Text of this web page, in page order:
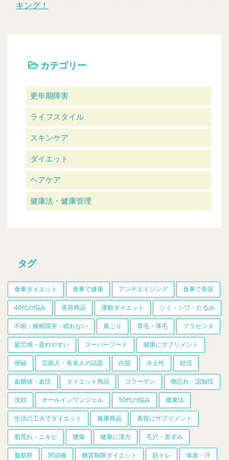
キング！
カテゴリー
更年期障害
ライフスタイル
スキンケア
ダイエット
ヘアケア
健康法・健康管理
タグ
食事ダイエット 食事で健康 アンチエイジング 食事で美容
40代の悩み 美容商品 運動ダイエット シミ・シワ・たるみ
不眠・睡眠障害・眠れない 肩こり 育毛・薄毛 プラセンタ
疲労感・疲れやすい スーパーフード 健康にサプリメント
便秘 芸能人・有名人の話題 白髪 冷え性 妊活
血糖値・血圧 ダイエット商品 コラーゲン 物忘れ・認知症
洗顔 オールインワンジェル 50代の悩み 健康法
生活の工夫でダイエット 健康商品 美容にサプリメント
肌荒れ・ニキビ 腰痛 健康に漢方 毛穴・黒ずみ
脂肪肝 関節痛 糖質制限ダイエット 筋トレ 体臭・汗